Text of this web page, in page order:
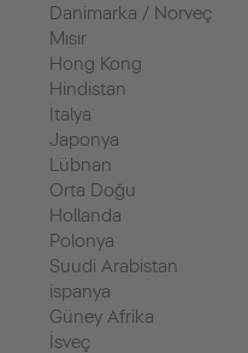
Danimarka / Norveç
Mısır
Hong Kong
Hindistan
İtalya
Japonya
Lübnan
Orta Doğu
Hollanda
Polonya
Suudi Arabistan
ispanya
Güney Afrika
İsveç